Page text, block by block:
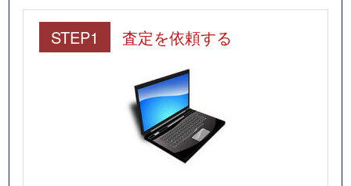
STEP1 査定を依頼する